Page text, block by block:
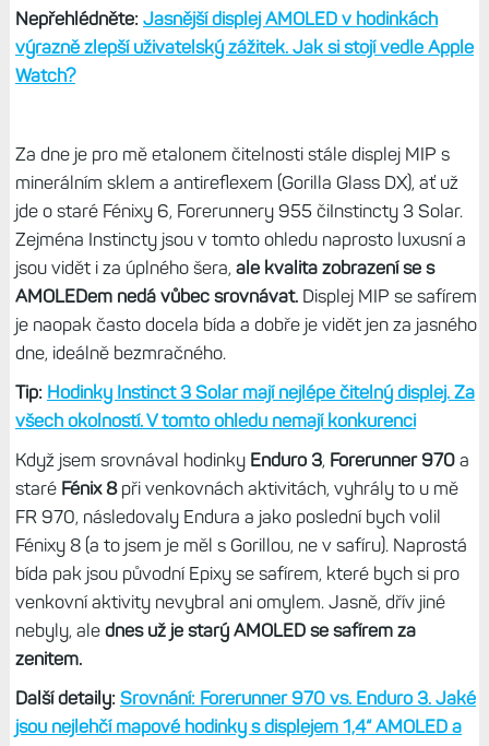
Nepřehlédněte: Jasnější displej AMOLED v hodinkách
výrazně zlepší uživatelský zážitek. Jak si stojí vedle Apple
Watch?
Za dne je pro mě etalonem čitelnosti stále displej MIP s
minerálním sklem a antireflexem (Gorilla Glass DX), ať už
jde o staré Fénixy 6, Forerunnery 955 čiInstincty 3 Solar.
Zejména Instincty jsou v tomto ohledu naprosto luxusní a
jsou vidět i za úplného šera,ale kvalita zobrazení se s
AMOLEDem nedá vůbec srovnávat.Displej MIP se safírem
je naopak často docela bída a dobře je vidět jen za jasného
dne, ideálně bezmračného.
Tip:Hodinky Instinct 3 Solar mají nejlépe čitelný displej. Za
všech okolností. V tomto ohledu nemají konkurenci
Když jsem srovnával hodinkyEnduro 3,Forerunner 970a